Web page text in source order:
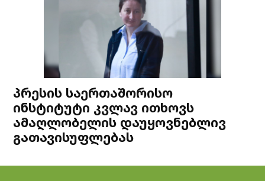
პრესის საერთაშორისო
ინსტიტუტი კვლავ ითხოვს
ამაღლობელის დაუყოვნებლივ
გათავისუფლებას